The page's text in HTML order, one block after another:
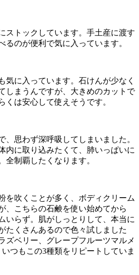
ストックしています。手土産に渡す
るのが便利で気に入っています。
気に入っています。石けんが少なく
しまうんですが、大きめのカットで
くは安心して使えそうです。
、思わず深呼吸してしまいました。
内に取り込みたくて、肺いっぱいに
全制覇したくなります。
を吹くことが多く、ボディクリーム
、こちらの石鹸を使い始めてから
いらず。肌がしっとりして、本当に
たくさんあるので色々試しました
ズベリー、グレープフルーツマルメ
つもこの3種類をリピートしていま